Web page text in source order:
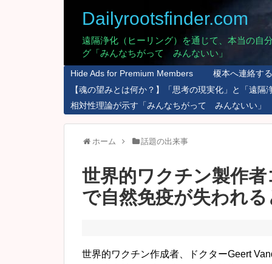
Dailyrootsfinder.com
遠隔浄化（ヒーリング）を通じて、本当の
グ「みんなちがって みんないい」
Hide Ads for Premium Members
榎本へ連絡す
【魂の望みとは何か？】「思考の現実化」と「遠隔
相対性理論が示す「みんなちがって みんないい」
ホーム 話題の出来事
世界的ワクチン製作
で自然免疫が失われる
世界的ワクチン作成者、ドクターGeert